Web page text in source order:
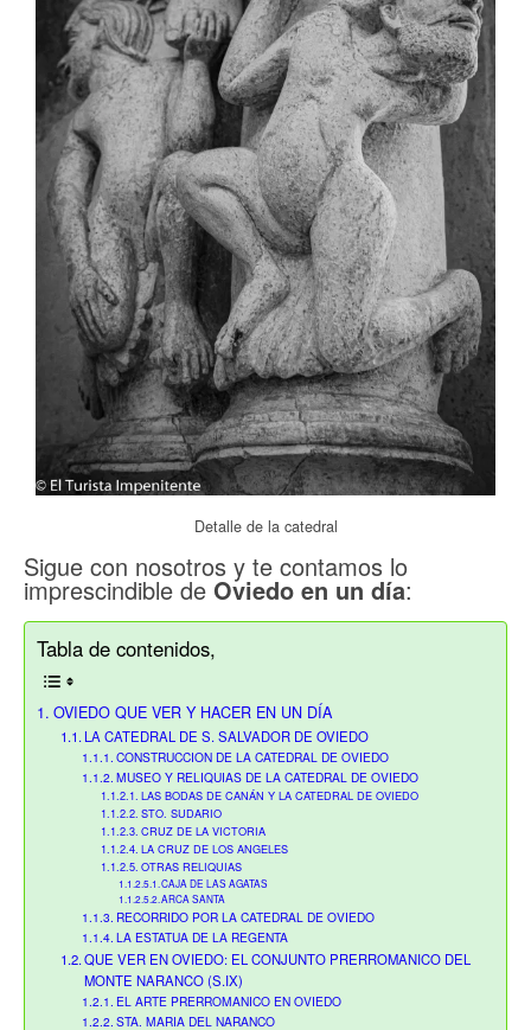
Detalle de la catedral
Sigue con nosotros y te contamos lo
imprescindible de Oviedo en un día:
Tabla de contenidos,
OVIEDO QUE VER Y HACER EN UN DÍA
LA CATEDRAL DE S. SALVADOR DE OVIEDO
CONSTRUCCION DE LA CATEDRAL DE OVIEDO
MUSEO Y RELIQUIAS DE LA CATEDRAL DE OVIEDO
LAS BODAS DE CANÁN Y LA CATEDRAL DE OVIEDO
STO. SUDARIO
CRUZ DE LA VICTORIA
LA CRUZ DE LOS ANGELES
OTRAS RELIQUIAS
CAJA DE LAS AGATAS
ARCA SANTA
RECORRIDO POR LA CATEDRAL DE OVIEDO
LA ESTATUA DE LA REGENTA
QUE VER EN OVIEDO: EL CONJUNTO PRERROMANICO DEL
MONTE NARANCO (S.IX)
EL ARTE PRERROMANICO EN OVIEDO
STA. MARIA DEL NARANCO